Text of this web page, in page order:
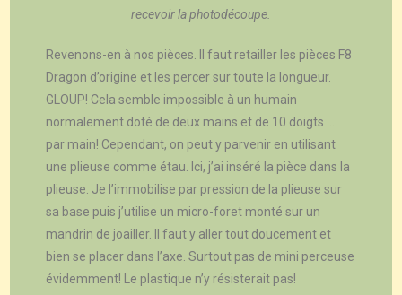
recevoir la photodécoupe.
Revenons-en à nos pièces. Il faut retailler les pièces F8
Dragon d’origine et les percer sur toute la longueur.
GLOUP! Cela semble impossible à un humain
normalement doté de deux mains et de 10 doigts …
par main! Cependant, on peut y parvenir en utilisant
une plieuse comme étau. Ici, j’ai inséré la pièce dans la
plieuse. Je l’immobilise par pression de la plieuse sur
sa base puis j’utilise un micro-foret monté sur un
mandrin de joailler. Il faut y aller tout doucement et
bien se placer dans l’axe. Surtout pas de mini perceuse
évidemment! Le plastique n’y résisterait pas!